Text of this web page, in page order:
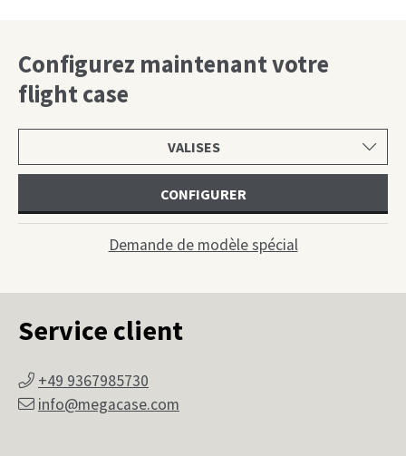
Configurez maintenant votre
flight case
une
CONFIGURER
Demande de modèle spécial
Service client
+49 9367985730
info@megacase.com